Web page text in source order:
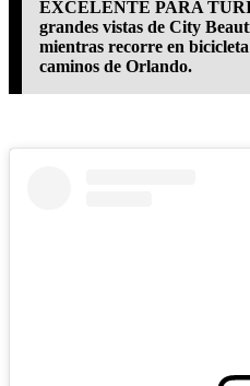
EXCELENTE PARA
grandes vistas de City
mientras recorre en
caminos de Orlando.